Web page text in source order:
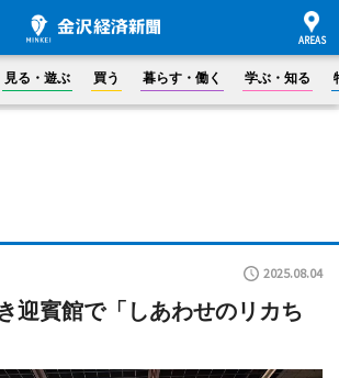
見る・遊ぶ 買う 暮らす・働く 学ぶ・知る
2025.08.04
迎賓館で「しあわせのリカち